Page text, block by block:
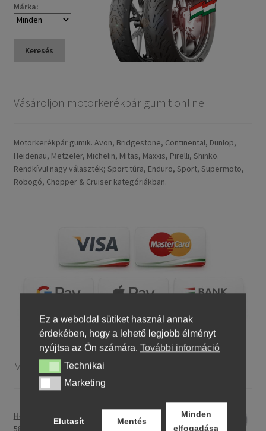
Márka:
Keresés
Vásároljon motorkerékpár gumit online
Motorkerékpár gumik. Avon, Bridgestone, Continental, Dunlop,
Heidenau, Metzeler, Michelin, Mitas, Maxxis, Pirelli, Shinko.
Rendkívül nagy választék; Sport túra, Enduro, Sport, Supermoto,
Robogó, Chopper & Cruiser kategóriákban.
Motorkerékpár gumiabroncsok
Heidenau 5.00 - 16 76P P29 TT
58243,46 Ft
Ez a weboldal sütiket használ annak
érdekében, hogy a lehető legjobb élményt
nyújtsa az Ön számára. További információ
TechnikaiTechnikai
MarketingMarketing
Elutasít Mentés
Minden
elfogadása